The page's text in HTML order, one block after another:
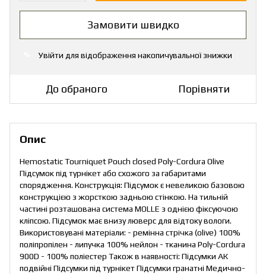
Замовити швидко
Увійти для відображення накопичувальної знижки
До обраного Порівняти
Опис
Hemostatic Tourniquet Pouch closed Poly-Cordura Olive
Підсумок під турнікет або схожого за габаритами
спорядження. Конструкція: Підсумок є невеликою базовою
конструкцією з жорсткою задньою стінкою. На тильній
частині розташована система MOLLE з однією фіксуючою
кліпсою. Підсумок має внизу люверс для відтоку вологи.
Використовувані матеріали: - ремінна стрічка (olive) 100%
поліпропілен - липучка 100% нейлон - тканина Poly-Cordura
900D - 100% поліестер Також в наявності: Підсумки АК
подвійні Підсумки під турнікет Підсумки гранатні Медично-